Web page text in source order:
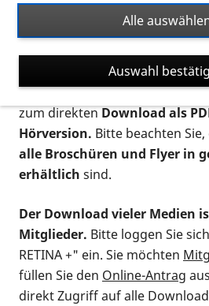
Ort. Nutzen Sie den
nach Flyern und Broschüren,
suchen. Die meisten Flyer und
verschiedenen Formaten
postalischen Bestellung als
zum direktenDownload als
Hörversion. Bitte beachten Sie,
alle Broschüren und Flyer in
erhältlich sind.
Der Download vieler Medien
Mitglieder. Bitte loggen Sie
RETINA +" ein. Sie möchten
füllen Sie den Online-Antrag
direkt Zugriff auf alle
Alle
Auswahl